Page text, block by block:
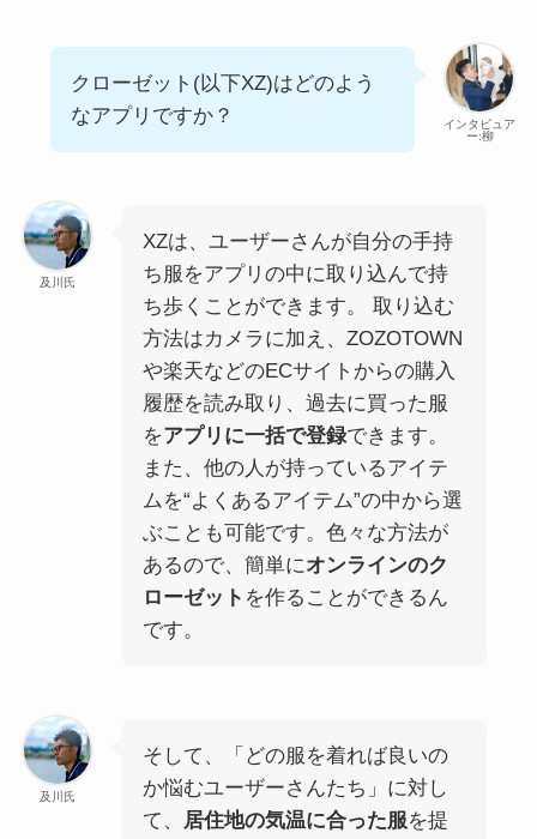
インタビュア
ー:柳
クローゼット(以下XZ)はどのよう
なアプリですか？
及川氏
XZは、ユーザーさんが自分の手持
ち服をアプリの中に取り込んで持
ち歩くことができます。 取り込む
方法はカメラに加え、ZOZOTOWN
や楽天などのECサイトからの購入
履歴を読み取り、過去に買った服
をアプリに一括で登録できます。
また、他の人が持っているアイテ
ムを“よくあるアイテム”の中から選
ぶことも可能です。色々な方法が
あるので、簡単にオンラインのク
ローゼット を作ることができるん
です。
及川氏
そして、「どの服を着れば良いの
か悩むユーザーさんたち」に対し
て、 居住地の気温に合った服を提